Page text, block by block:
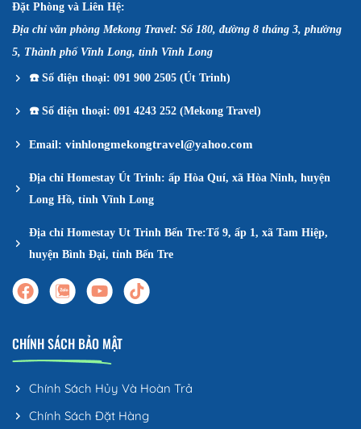
Đặt Phòng và Liên Hệ:
Địa chỉ văn phòng Mekong Travel: Số 180, đường 8 tháng 3, phường
5, Thành phố Vĩnh Long, tỉnh Vĩnh Long
☎️Số điện thoại: 091 900 2505 (Út Trinh)
☎️Số điện thoại: 091 4243 252 (Mekong Travel)
Email: vinhlongmekongtravel@yahoo.com
Địa chỉ Homestay Út Trinh: ấp Hòa Quí, xã Hòa Ninh, huyện
Long Hồ, tỉnh Vĩnh Long
Địa chỉ Homestay Ut Trinh Bến Tre:Tổ 9, ấp 1, xã Tam Hiệp,
huyện Bình Đại, tỉnh Bến Tre
CHÍNH SÁCH BẢO MẬT
Chính Sách Hủy Và Hoàn Trả
Chính Sách Đặt Hàng